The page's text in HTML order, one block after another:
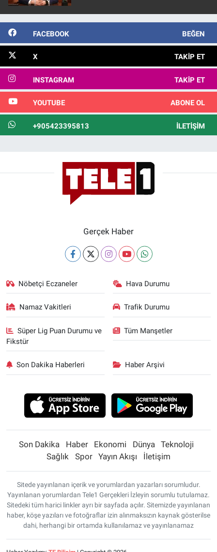
FACEBOOK BEĞEN
X TAKIP ET
INSTAGRAM TAKIP ET
YOUTUBE ABONE OL
+905423395813 İLETIŞIM
Gerçek Haber
Nöbetçi Eczaneler Hava Durumu
Namaz Vakitleri Trafik Durumu
Süper Lig Puan Durumu ve
Fikstür
Tüm Manşetler
Son Dakika Haberleri Haber Arşivi
Son Dakika Haber Ekonomi Dünya
Teknoloji
Sağlık
Spor Yayın Akışı İletişim
Sitede yayınlanan içerik ve yorumlardan yazarları sorumludur.
Yayınlanan yorumlardan Tele1 Gerçekleri İzleyin sorumlu tutulamaz.
Sitedeki tüm harici linkler ayrı bir sayfada açılır. Sitemizde yayınlanan
haber, köşe yazıları ve fotoğraflar izin alınmaksızın kaynak gösterilse
dahi, herhangi bir ortamda kullanılamaz ve yayınlanamaz